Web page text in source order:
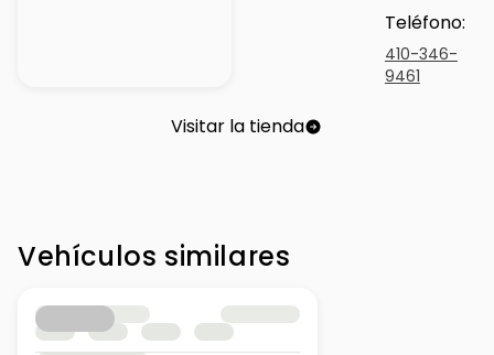
Teléfono:
410-346-
9461
Visitar la tienda
Vehículos similares